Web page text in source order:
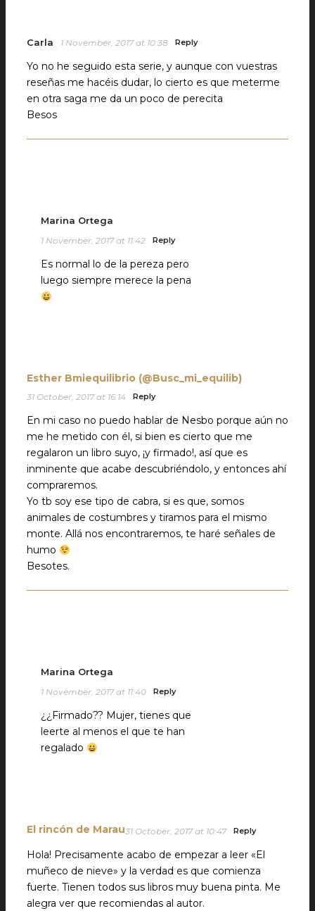
Carla 1 November, 2017 at 10:38 Reply
Yo no he seguido esta serie, y aunque con vuestras
reseñas me hacéis dudar, lo cierto es que meterme
en otra saga me da un poco de perecita
Besos
Marina Ortega
1 November, 2017 at 11:42 Reply
Es normal lo de la pereza pero
luego siempre merece la pena
Esther Bmiequilibrio (@Busc_mi_equilib)
31 October, 2017 at 16:14 Reply
En mi caso no puedo hablar de Nesbo porque aún no
me he metido con él, si bien es cierto que me
regalaron un libro suyo, ¡y firmado!, así que es
inminente que acabe descubriéndolo, y entonces ahí
compraremos.
Yo tb soy ese tipo de cabra, si es que, somos
animales de costumbres y tiramos para el mismo
monte. Allá nos encontraremos, te haré señales de
humo
Besotes.
Marina Ortega
1 November, 2017 at 11:40 Reply
¿¿Firmado?? Mujer, tienes que
leerte al menos el que te han
regalado
El rincón de Marau31 October, 2017 at 10:47 Reply
Hola! Precisamente acabo de empezar a leer «El
muñeco de nieve» y la verdad es que comienza
fuerte. Tienen todos sus libros muy buena pinta. Me
alegra ver que recomiendas al autor.